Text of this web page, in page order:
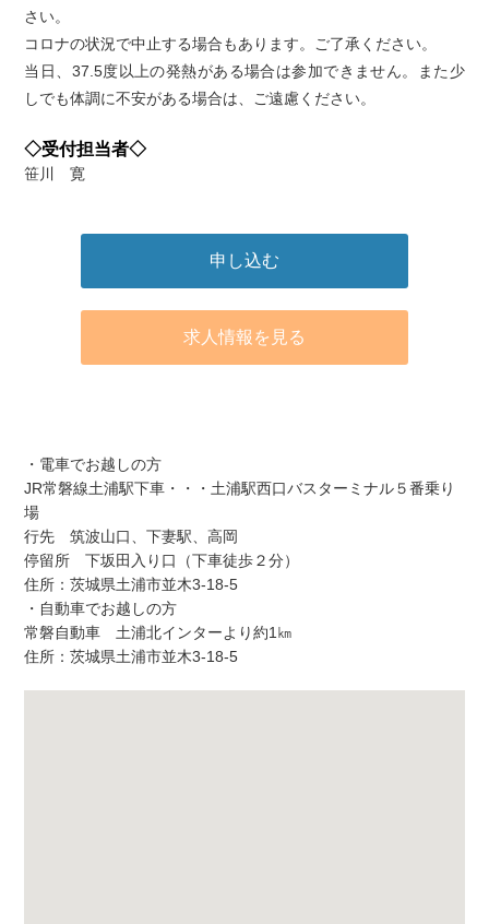
さい。
コロナの状況で中止する場合もあります。ご了承ください。
当日、37.5度以上の発熱がある場合は参加できません。また少
しでも体調に不安がある場合は、ご遠慮ください。
◇受付担当者◇
笹川 寛
申し込む
求人情報を見る
・電車でお越しの方
JR常磐線土浦駅下車・・・土浦駅西口バスターミナル５番乗り
場
行先 筑波山口、下妻駅、高岡
停留所 下坂田入り口（下車徒歩２分）
住所：茨城県土浦市並木3-18-5
・自動車でお越しの方
常磐自動車 土浦北インターより約1㎞
住所：茨城県土浦市並木3-18-5